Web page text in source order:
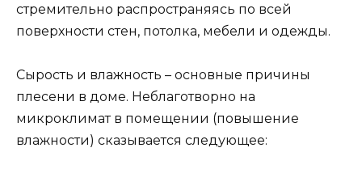
стремительно распространяясь по всей
поверхности стен, потолка, мебели и одежды.
Сырость и влажность – основные причины
плесени в доме. Неблаготворно на
микроклимат в помещении (повышение
влажности) сказывается следующее: